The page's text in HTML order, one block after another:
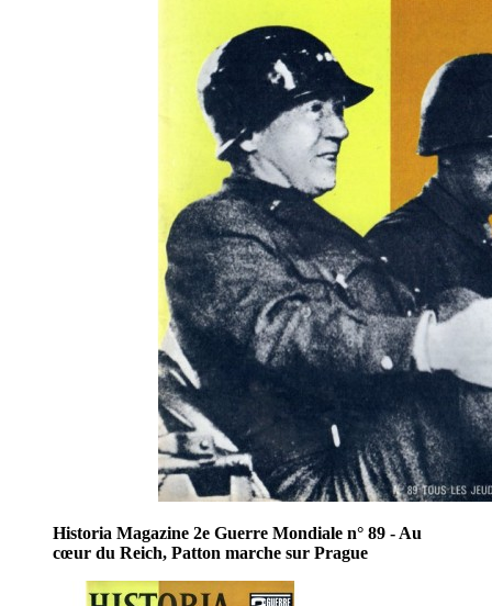
Historia Magazine 2e Guerre Mondiale n° 89 - Au
cœur du Reich, Patton marche sur Prague